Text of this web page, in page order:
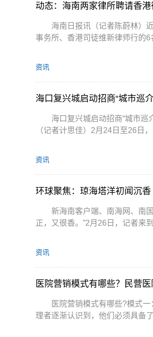
动态：海南两家律所聘请香
海南日报讯（记者陈蔚林）
事务所、香港司徒维新律师行的6
资讯
海口复兴城启动招商“城市巡
海口复兴城启动招商“城市巡
（记者计思佳）2月24日至26日，
资讯
环球聚焦：琼海塔洋初闻沉
新海南客户端、南海网、南
正，又很香。”2月26日，记者来
资讯
医院营销模式有哪些？民营
医院营销模式有哪些?模式
理者逐渐认识到，他们必须具备